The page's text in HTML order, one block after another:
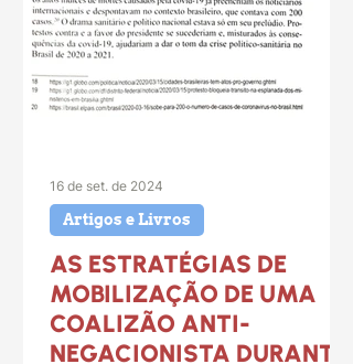
AS ESTRATÉGIAS DE
MOBILIZAÇÃO DE UMA
COALIZÃO ANTI-
NEGACIONISTA DURANTE
Artigos e Livros
16 de set. de 2024